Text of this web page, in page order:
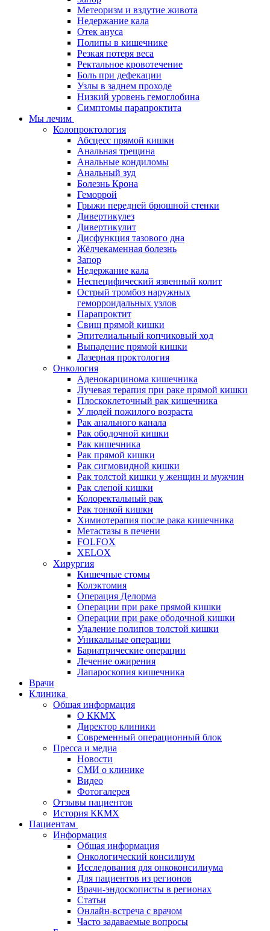
Метеоризм и вздутие живота
Недержание кала
Отек ануса
Полипы в кишечнике
Резкая потеря веса
Ректальное кровотечение
Боль при дефекации
Узлы в заднем проходе
Низкий уровень гемоглобина
Симптомы парапроктита
Мы лечим
Колопроктология
Абсцесс прямой кишки
Анальная трещина
Анальные кондиломы
Анальный зуд
Болезнь Крона
Геморрой
Грыжи передней брюшной стенки
Дивертикулез
Дивертикулит
Дисфункция тазового дна
Жёлчекаменная болезнь
Запор
Недержание кала
Неспецифический язвенный колит
Острый тромбоз наружных
геморроидальных узлов
Парапроктит
Свищ прямой кишки
Эпителиальный копчиковый ход
Выпадение прямой кишки
Лазерная проктология
Онкология
Аденокарцинома кишечника
Лучевая терапия при раке прямой кишки
Плоскоклеточный рак кишечника
У людей пожилого возраста
Рак анального канала
Рак ободочной кишки
Рак кишечника
Рак прямой кишки
Рак сигмовидной кишки
Рак толстой кишки у женщин и мужчин
Рак слепой кишки
Колоректальный рак
Рак тонкой кишки
Химиотерапия после рака кишечника
Метастазы в печени
FOLFOX
XELOX
Хирургия
Кишечные стомы
Колэктомия
Операция Делорма
Операции при раке прямой кишки
Операции при раке ободочной кишки
Удаление полипов толстой кишки
Уникальные операции
Бариатрические операции
Лечение ожирения
Лапароскопия кишечника
Врачи
Клиника
Общая информация
О ККМХ
Директор клиники
Современный операционный блок
Пресса и медиа
Новости
СМИ о клинике
Видео
Фотогалерея
Отзывы пациентов
История ККМХ
Пациентам
Информация
Общая информация
Онкологический консилиум
Исследования для онкоконсилиума
Для пациентов из регионов
Врачи-эндоскописты в регионах
Статьи
Онлайн-встреча с врачом
Часто задаваемые вопросы